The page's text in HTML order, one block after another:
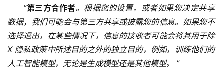
“第三方合作者。根据您的设置，或者如果您决定共享
数据，我们可能会与第三方共享或披露您的信息。如果您不
选择退出，在某些情况下，信息的接收者可能会将其用于除
X 隐私政策中所述目的之外的独立目的，例如，训练他们的
人工智能模型，无论是生成模型还是其他模型。 ”